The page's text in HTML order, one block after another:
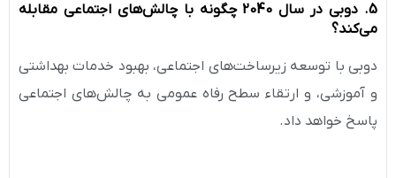
5. دوبی در سال 2040 چگونه با چالش‌های اجتماعی مقابله
می‌کند؟
دوبی با توسعه زیرساخت‌های اجتماعی، بهبود خدمات بهداشتی
و آموزشی، و ارتقاء سطح رفاه عمومی به چالش‌های اجتماعی
پاسخ خواهد داد.